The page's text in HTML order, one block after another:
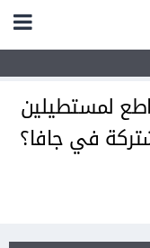
لمستطيلين
في جافا؟